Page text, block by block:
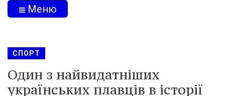
Меню
СПОРТ
Один з найвидатніших
українських плавців в історії